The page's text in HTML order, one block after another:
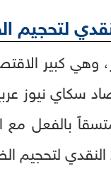
وهي كبير
بالفعل
النقدي لتحجيم